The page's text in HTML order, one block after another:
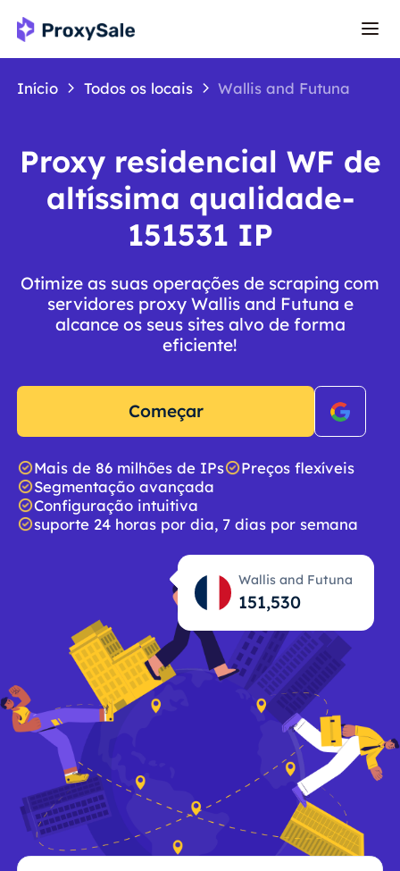
Início Todos os locais Wallis and Futuna
Proxy residencial WF de
altíssima qualidade-
151531 IP
Otimize as suas operações de scraping com
servidores proxy Wallis and Futuna e
alcance os seus sites alvo de forma
eficiente!
Começar
Mais de 86 milhões de IPs
Preços flexíveis
Segmentação avançada
Configuração intuitiva
suporte 24 horas por dia, 7 dias por semana
Wallis and Futuna
151,531